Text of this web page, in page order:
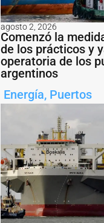
agosto 2, 2026
Comenzó la
de los prácticos y
operatoria de los
argentinos
Energía, Puertos